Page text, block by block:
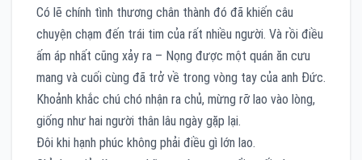
Có lẽ chính tình thương chân thành đó đã khiến câu
chuyện chạm đến trái tim của rất nhiều người. Và rồi điều
ấm áp nhất cũng xảy ra – Nọng được một quán ăn cưu
mang và cuối cùng đã trở về trong vòng tay của anh Đức.
Khoảnh khắc chú chó nhận ra chủ, mừng rỡ lao vào lòng,
giống như hai người thân lâu ngày gặp lại.
Đôi khi hạnh phúc không phải điều gì lớn lao.